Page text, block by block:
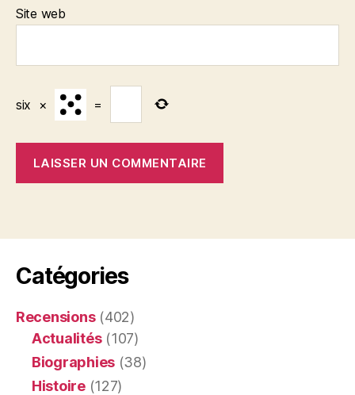
Site web
six × =
Catégories
Recensions(402)
Actualités(107)
Biographies (38)
Histoire(127)